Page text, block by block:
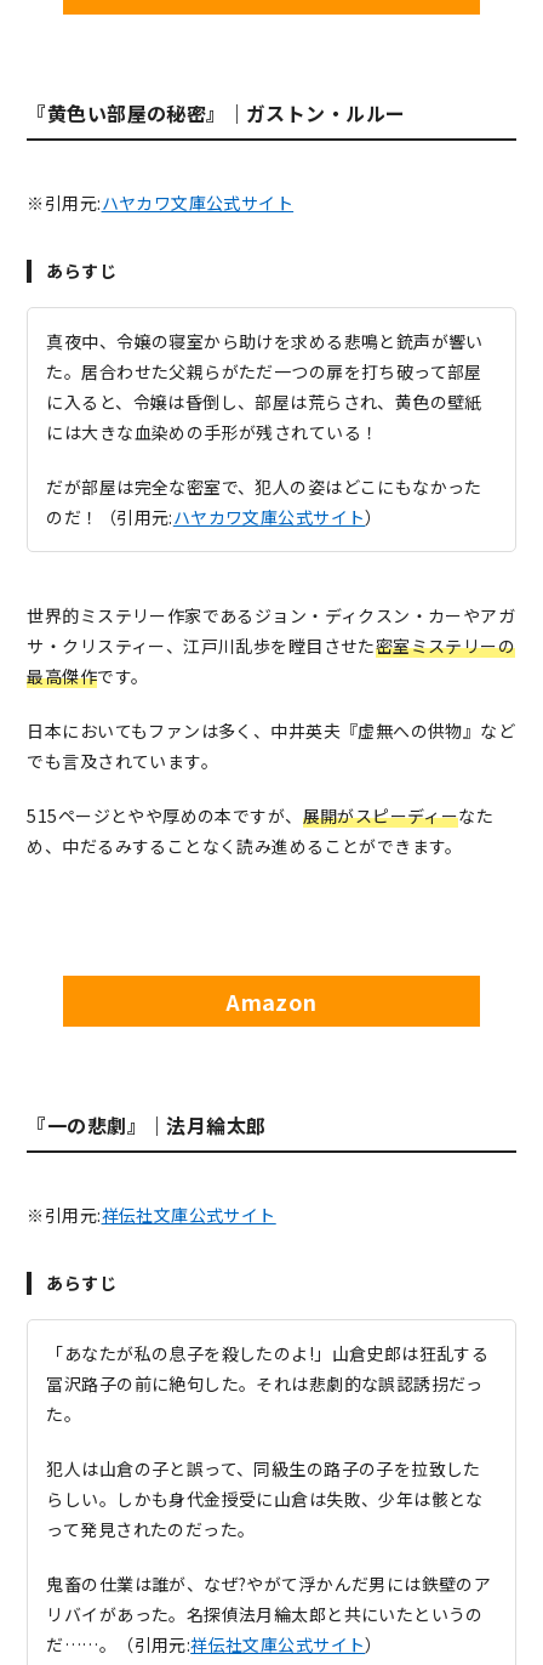
『黄色い部屋の秘密』｜ガストン・ルルー
※引用元:ハヤカワ文庫公式サイト
あらすじ
真夜中、令嬢の寝室から助けを求める悲鳴と銃声が響い
た。居合わせた父親らがただ一つの扉を打ち破って部屋
に入ると、令嬢は昏倒し、部屋は荒らされ、黄色の壁紙
には大きな血染めの手形が残されている！
だが部屋は完全な密室で、犯人の姿はどこにもなかった
のだ！（引用元:ハヤカワ文庫公式サイト）
世界的ミステリー作家であるジョン・ディクスン・カーやアガ
サ・クリスティー、江戸川乱歩を瞠目させた密室ミステリーの
最高傑作です。
日本においてもファンは多く、中井英夫『虚無への供物』など
でも言及されています。
515ページとやや厚めの本ですが、 展開がスピーディーなた
め、中だるみすることなく読み進めることができます。
Amazon
『一の悲劇』｜法月綸太郎
※引用元:祥伝社文庫公式サイト
あらすじ
「あなたが私の息子を殺したのよ!」山倉史郎は狂乱する
冨沢路子の前に絶句した。それは悲劇的な誤認誘拐だっ
た。
犯人は山倉の子と誤って、同級生の路子の子を拉致した
らしい。しかも身代金授受に山倉は失敗、少年は骸とな
って発見されたのだった。
鬼畜の仕業は誰が、なぜ?やがて浮かんだ男には鉄壁のア
リバイがあった。名探偵法月綸太郎と共にいたというの
だ……。（引用元:祥伝社文庫公式サイト）